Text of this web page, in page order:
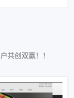
共创双赢！！